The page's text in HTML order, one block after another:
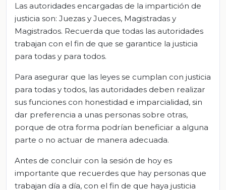
Las autoridades encargadas de la impartición de
justicia son: Juezas y Jueces, Magistradas y
Magistrados. Recuerda que todas las autoridades
trabajan con el fin de que se garantice la justicia
para todas y para todos.
Para asegurar que las leyes se cumplan con justicia
para todas y todos, las autoridades deben realizar
sus funciones con honestidad e imparcialidad, sin
dar preferencia a unas personas sobre otras,
porque de otra forma podrían beneficiar a alguna
parte o no actuar de manera adecuada.
Antes de concluir con la sesión de hoy es
importante que recuerdes que hay personas que
trabajan día a día, con el fin de que haya justicia